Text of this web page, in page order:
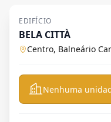
EDIFÍCIO
BELA CITTÀ
Centro, Balneário
Nenhuma